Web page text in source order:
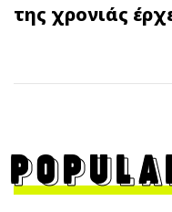
της χρονιάς